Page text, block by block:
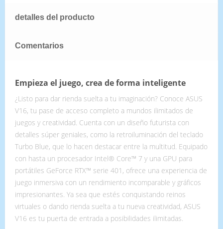
detalles del producto
Comentarios
Empieza el juego, crea de forma inteligente
¿Listo para dar rienda suelta a tu imaginación? Conoce ASUS
V16, tu pase de acceso completo a mundos ilimitados de
juegos y creatividad. Cuenta con un diseño futurista con
detalles súper geniales, como la retroiluminación del teclado
Turbo Blue, que lo hacen destacar entre la multitud. Equipado
con hasta un procesador Intel® Core™ 7 y una GPU para
portátiles GeForce RTX™ serie 401, ofrece una experiencia de
juego inmersiva con un rendimiento incomparable y gráficos
impresionantes. Ya sea que estés conquistando reinos
virtuales o dando rienda suelta a tu nueva creatividad, ASUS
V16 es tu puerta de entrada a posibilidades ilimitadas.